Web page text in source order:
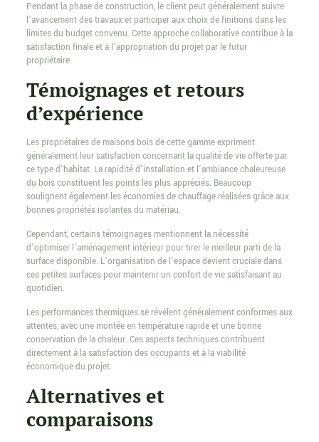
Pendant la phase de construction, le client peut généralement suivre
l’avancement des travaux et participer aux choix de finitions dans les
limites du budget convenu. Cette approche collaborative contribue à la
satisfaction finale et à l’appropriation du projet par le futur
propriétaire.
Témoignages et retours
d’expérience
Les propriétaires de maisons bois de cette gamme expriment
généralement leur satisfaction concernant la qualité de vie offerte par
ce type d’habitat. La rapidité d’installation et l’ambiance chaleureuse
du bois constituent les points les plus appréciés. Beaucoup
soulignent également les économies de chauffage réalisées grâce aux
bonnes propriétés isolantes du matériau.
Cependant, certains témoignages mentionnent la nécessité
d’optimiser l’aménagement intérieur pour tirer le meilleur parti de la
surface disponible. L’organisation de l’espace devient cruciale dans
ces petites surfaces pour maintenir un confort de vie satisfaisant au
quotidien.
Les performances thermiques se révèlent généralement conformes aux
attentes, avec une montée en température rapide et une bonne
conservation de la chaleur. Ces aspects techniques contribuent
directement à la satisfaction des occupants et à la viabilité
économique du projet.
Alternatives et
comparaisons